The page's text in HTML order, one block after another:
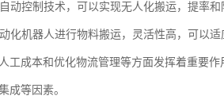
控制技术，可以实现无人化搬运，提率和
机器人进行物料搬运，灵活性高，可以适
工成本和优化物流管理等方面发挥着重要
成等因素。